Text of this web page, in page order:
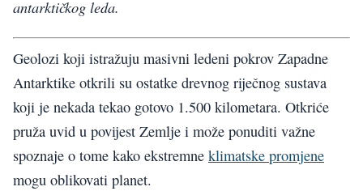
antarktičkog leda.
Geolozi koji istražuju masivni ledeni pokrov Zapadne
Antarktike otkrili su ostatke drevnog riječnog sustava
koji je nekada tekao gotovo 1.500 kilometara. Otkriće
pruža uvid u povijest Zemlje i može ponuditi važne
spoznaje o tome kako ekstremne klimatske promjene
mogu oblikovati planet.